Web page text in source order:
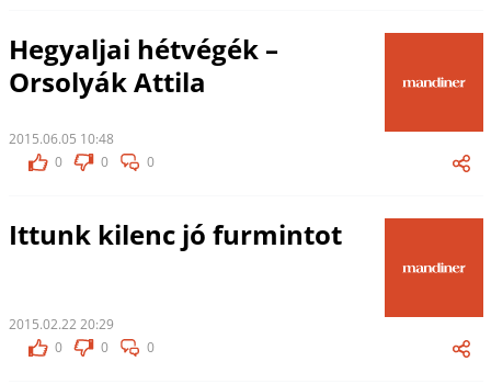
Hegyaljai hétvégék –
Orsolyák Attila
2015.06.05 10:48
0
0 0
Ittunk kilenc jó furmintot
2015.02.22 20:29
0
0 0